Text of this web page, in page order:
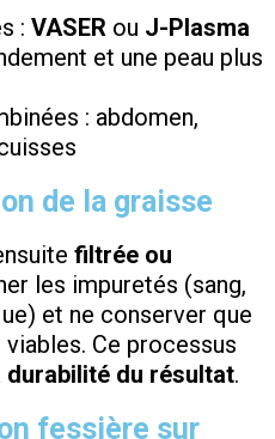
: VASER ou J-Plasma
et une peau plus
: abdomen,
de la graisse
filtrée ou
les impuretés (sang,
et ne conserver que
Ce processus
durabilité du résultat.
fessière sur